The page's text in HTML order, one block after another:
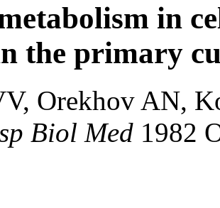
in
the primary
Orekhov AN,
Biol Med 1982